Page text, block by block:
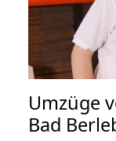
Umzüge
Bad